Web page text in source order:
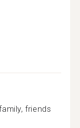
friends